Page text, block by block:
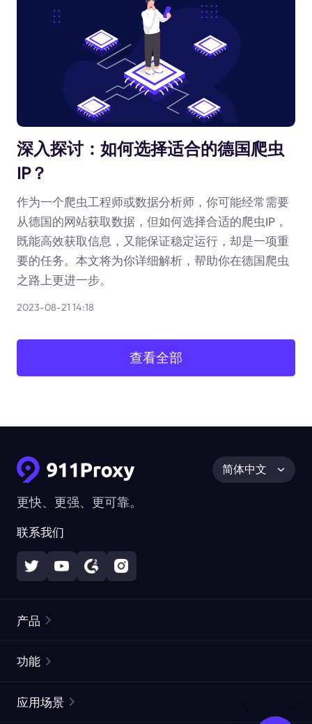
深入探讨：如何选择适合的德国爬虫
IP？
作为一个爬虫工程师或数据分析师，你可能经常需要
从德国的网站获取数据，但如何选择合适的爬虫IP，
既能高效获取信息，又能保证稳定运行，却是一项重
要的任务。本文将为你详细解析，帮助你在德国爬虫
之路上更进一步。
2023-08-21 14:18
查看全部
更快、更强、更可靠。
联系我们
简体中文
产品
静态住宅代理
功能
应用场景